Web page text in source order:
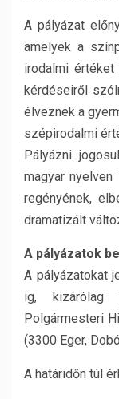
A pályázat
amelyek a
irodalmi
kérdéseiről
élveznek a
szépirodalmi
Pályázni
magyar
regényének,
dramatizált
A pályázatok
A pályázatokat
ig, kizárólag
Polgármesteri
(3300 Eger,
A határidőn túl